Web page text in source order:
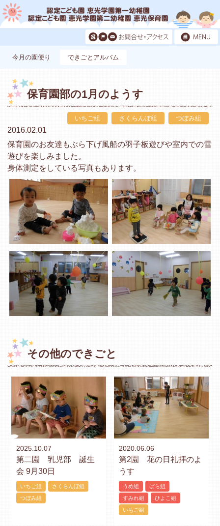
今月の園便り できごとアルバム
保育園部の1月のようす
いちご組 さくらんぼ組 つぼみ組
2016.02.01
保育園のお友達もぶら下げ風船の羽子板遊びや室内での雪
遊びを楽しみました。
身体測定をしている写真もあります。
その他のできごと
2025.10.07
第二園 乳児部 誕生
会 9月30日
いちご組
さくらんぼ組
つぼみ組
2020.06.06
第2園 花の日礼拝のよ
うす
うめ組
ばら組
すみれ組
ひよこ組
いちご組